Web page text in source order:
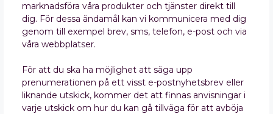
marknadsföra våra produkter och tjänster direkt till
dig. För dessa ändamål kan vi kommunicera med dig
genom till exempel brev, sms, telefon, e-post och via
våra webbplatser.
För att du ska ha möjlighet att säga upp
prenumerationen på ett visst e-postnyhetsbrev eller
liknande utskick, kommer det att finnas anvisningar i
varje utskick om hur du kan gå tillväga för att avböja